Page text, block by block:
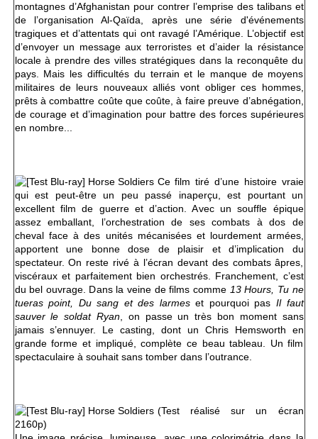
montagnes d’Afghanistan pour contrer l’emprise des talibans et
de l’organisation Al-Qaïda, après une série d'événements
tragiques et d’attentats qui ont ravagé l’Amérique. L’objectif est
d’envoyer un message aux terroristes et d’aider la résistance
locale à prendre des villes stratégiques dans la reconquête du
pays. Mais les difficultés du terrain et le manque de moyens
militaires de leurs nouveaux alliés vont obliger ces hommes,
prêts à combattre coûte que coûte, à faire preuve d’abnégation,
de courage et d’imagination pour battre des forces supérieures
en nombre...
Ce film tiré d’une histoire vraie
qui est peut-être un peu passé inaperçu, est pourtant un
excellent film de guerre et d’action. Avec un souffle épique
assez emballant, l’orchestration de ses combats à dos de
cheval face à des unités mécanisées et lourdement armées,
apportent une bonne dose de plaisir et d’implication du
spectateur. On reste rivé à l’écran devant des combats âpres,
viscéraux et parfaitement bien orchestrés. Franchement, c’est
du bel ouvrage. Dans la veine de films comme 13 Hours, Tu ne
tueras point, Du sang et des larmeset pourquoi pas Il faut
sauver le soldat Ryan, on passe un très bon moment sans
jamais s’ennuyer. Le casting, dont un Chris Hemsworth en
grande forme et impliqué, complète ce beau tableau. Un film
spectaculaire à souhait sans tomber dans l’outrance.
(Test réalisé sur un écran
2160p)